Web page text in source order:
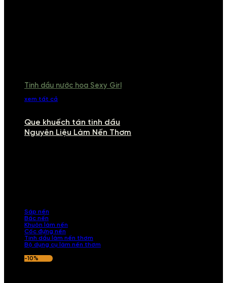
Tinh dầu nước hoa Sexy Girl
xem tất cả
Que khuếch tán tinh dầu
Nguyên Liệu Làm Nến Thơm
Sáp nến
Bấc nến
Khuôn làm nến
Cốc đựng nến
Tinh dầu làm nến thơm
Bộ dụng cụ làm nến thơm
-10%